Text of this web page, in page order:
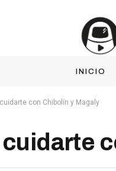
INICIO
con Chibolín y Magaly